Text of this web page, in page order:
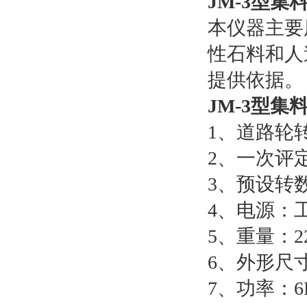
本仪器主
性石料和
提供依据。
JM-3型集
1、道路轮
2、一次评
3、预设转
4、电源：
5、重量：
6、外形尺
7、功率：